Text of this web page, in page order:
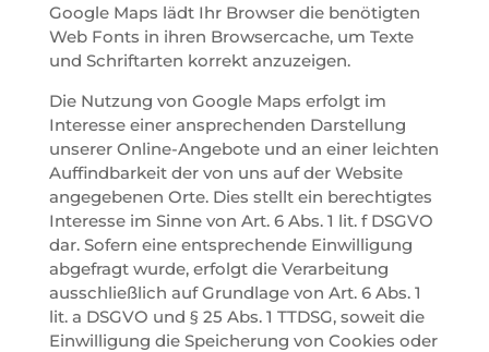
Google Maps lädt Ihr Browser die benötigten
Web Fonts in ihren Browsercache, um Texte
und Schriftarten korrekt anzuzeigen.
Die Nutzung von Google Maps erfolgt im
Interesse einer ansprechenden Darstellung
unserer Online-Angebote und an einer leichten
Auffindbarkeit der von uns auf der Website
angegebenen Orte. Dies stellt ein berechtigtes
Interesse im Sinne von Art. 6 Abs. 1 lit. f DSGVO
dar. Sofern eine entsprechende Einwilligung
abgefragt wurde, erfolgt die Verarbeitung
ausschließlich auf Grundlage von Art. 6 Abs. 1
lit. a DSGVO und § 25 Abs. 1 TTDSG, soweit die
Einwilligung die Speicherung von Cookies oder